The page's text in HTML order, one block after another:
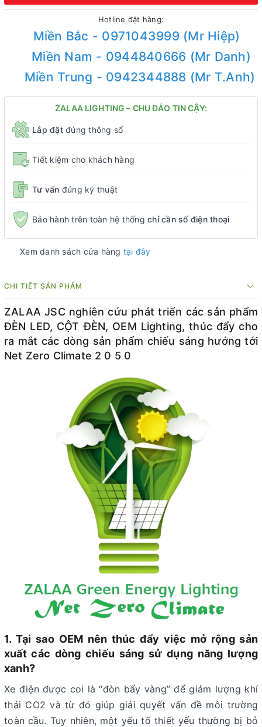
Hotline đặt hàng:
Miền Bắc - 0971043999 (Mr Hiệp)
Miền Nam - 0944840666 (Mr Danh)
Miền Trung - 0942344888 (Mr T.Anh)
ZALAA LIGHTING – CHU ĐÁO TIN CẬY:
Lắp đặtđúng thông số
Tiết kiệm cho khách hàng
Tư vấn đúng kỹ thuật
Bảo hành trên toàn hệ thống chỉ cần số điện thoại
Xem danh sách cửa hàng tại đây
CHI TIẾT SẢN PHẨM
ZALAA JSC nghiên cứu phát triển các sản phẩm
ĐÈN LED, CỘT ĐÈN, OEM Lighting, thúc đẩy cho
ra mắt các dòng sản phẩm chiếu sáng hướng tới
Net Zero Climate 2 0 5 0
1. Tại sao OEM nên thúc đẩy việc mở rộng sản
xuất các dòng chiếu sáng sử dụng năng lượng
xanh?
Xe điện được coi là “đòn bẩy vàng” để giảm lượng khí
thải CO2 và từ đó giúp giải quyết vấn đề môi trường
toàn cầu. Tuy nhiên, một yếu tố thiết yếu thường bị bỏ